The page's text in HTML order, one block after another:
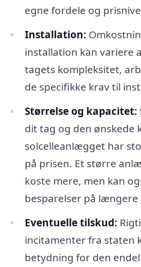
egne fordele og
Installation:
installation kan variere
tagets kompleksitet,
de specifikke krav til
Størrelse og kapacitet:
dit tag og den ønskede
solcelleanlægget har
på prisen. Et større
koste mere, men kan
besparelser på længere
Eventuelle tilskud:
incitamenter fra staten
betydning for den